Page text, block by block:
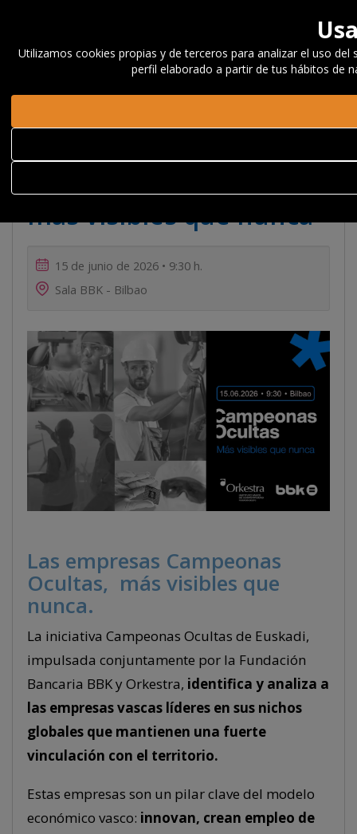
Noticias, Eventos y Blog Eventos
1º
Foro de empresas Campeonas Ocultas, más visibles que nunca
1º Foro de empresas
Campeonas Ocultas,
más visibles que nunca
15 de junio de 2026 • 9:30 h.
Sala BBK - Bilbao
Las empresas Campeonas
Ocultas, más visibles que
nunca.
La iniciativa Campeonas Ocultas de Euskadi,
impulsada conjuntamente por la Fundación
Bancaria BBK y Orkestra, identifica y analiza a
las empresas vascas líderes en sus nichos
globales que mantienen una fuerte
vinculación con el territorio.
Estas empresas son un pilar clave del modelo
económico vasco: innovan, crean empleo de
Utilizamos cookies propias y de terceros para analizar el uso
perfil elaborado a partir de tus hábitos de